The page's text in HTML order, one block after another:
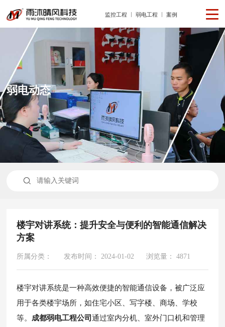
监控工程 弱电工程 案例
弱电动态

楼宇对讲系统：提升安全与便利的智能通信解决
方案
所属分类： 发布时间： 2024-01-02 浏览量： 4871
楼宇对讲系统是一种高效便捷的智能通信设备，被广泛应
用于各类楼宇场所，如住宅小区、写字楼、商场、学校
等。 成都弱电工程公司通过室内分机、室外门口机和管理